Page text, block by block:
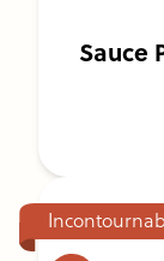
Sauce